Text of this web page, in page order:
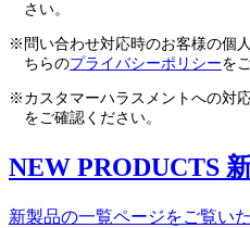
さい。
※問い合わせ対応時のお客様の個
ちらのプライバシーポリシーを
※カスタマーハラスメントへの対
をご確認ください。
NEW PRODUCTS
新製品の一覧ページをご覧い